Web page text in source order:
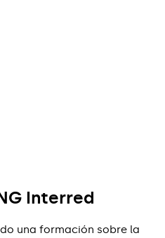
Interred
una formación sobre la